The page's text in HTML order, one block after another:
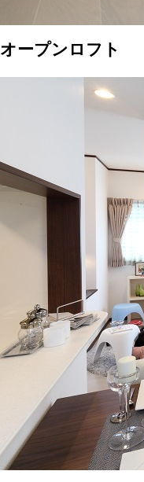
オープンロフト